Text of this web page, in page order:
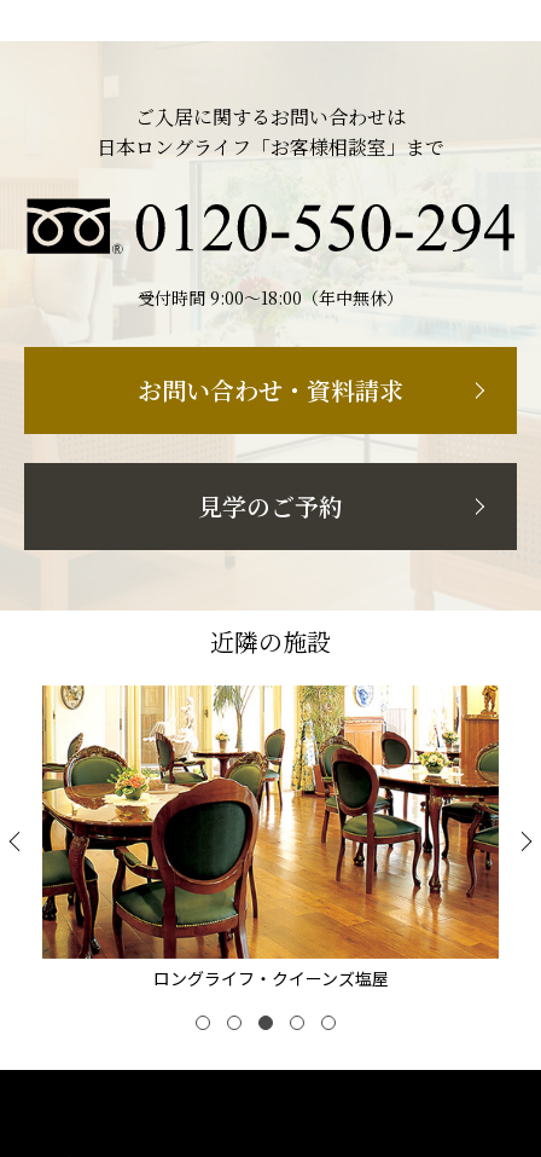
ご入居に関するお問い合わせは
日本ロングライフ「お客様相談室」まで
受付時間 9:00〜18:00（年中無休）
お問い合わせ・資料請求
見学のご予約
近隣の施設
ロングライフ・クイーンズ塩屋